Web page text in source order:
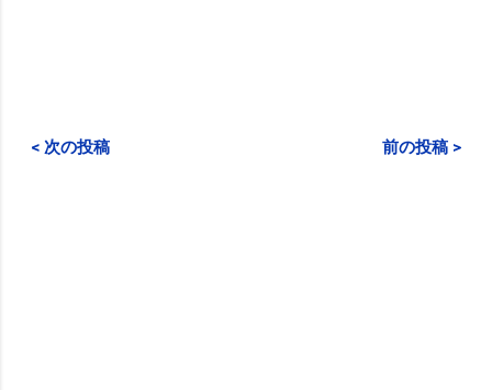
< 次の投稿 前の投稿 >